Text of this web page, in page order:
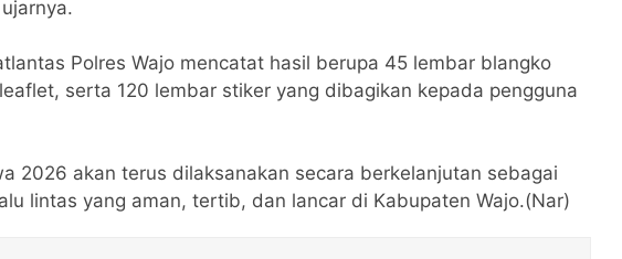
Polres Wajo mencatat hasil berupa 45 lembar blangko
serta 120 lembar stiker yang dibagikan kepada pengguna
2026 akan terus dilaksanakan secara berkelanjutan sebagai
lintas yang aman, tertib, dan lancar di Kabupaten Wajo.(Nar)